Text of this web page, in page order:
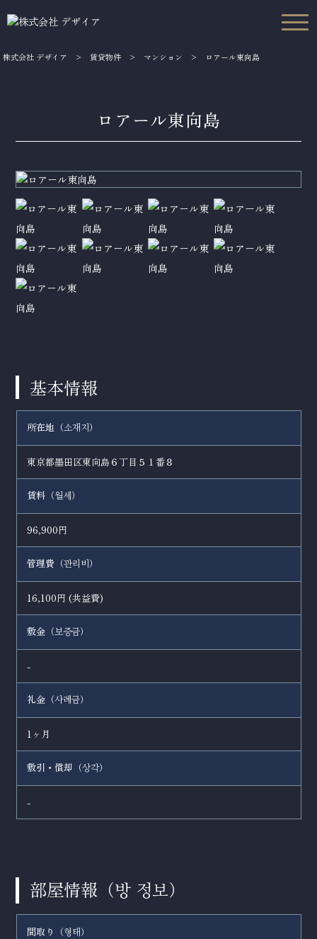
株式会社 デザイア > 賃貸物件 > マンション > ロアール東向島
ロアール東向島
基本情報
所在地（소재지 ）
東京都墨田区東向島６丁目５１番８
賃料（월세 ）
96,900円
管理費（관리비 ）
16,100円 (共益費)
敷金（보증금）
-
礼金（사례금）
1ヶ月
敷引・償却（상각）
-
部屋情報（방 정보）
間取り（형태 ）